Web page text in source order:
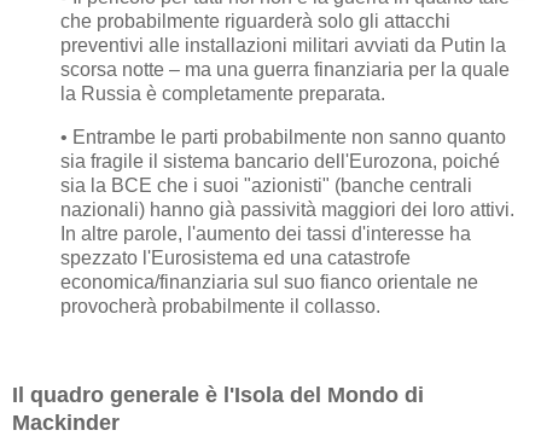
che probabilmente riguarderà solo gli attacchi
preventivi alle installazioni militari avviati da Putin la
scorsa notte – ma una guerra finanziaria per la quale
la Russia è completamente preparata.
• Entrambe le parti probabilmente non sanno quanto
sia fragile il sistema bancario dell'Eurozona, poiché
sia ​​la BCE che i suoi "azionisti" (banche centrali
nazionali) hanno già passività maggiori dei loro attivi.
In altre parole, l'aumento dei tassi d'interesse ha
spezzato l'Eurosistema ed una catastrofe
economica/finanziaria sul suo fianco orientale ne
provocherà probabilmente il collasso.
Il quadro generale è l'Isola del Mondo di
Mackinder